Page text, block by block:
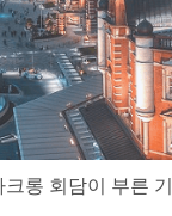
롱 회담이 부른 기